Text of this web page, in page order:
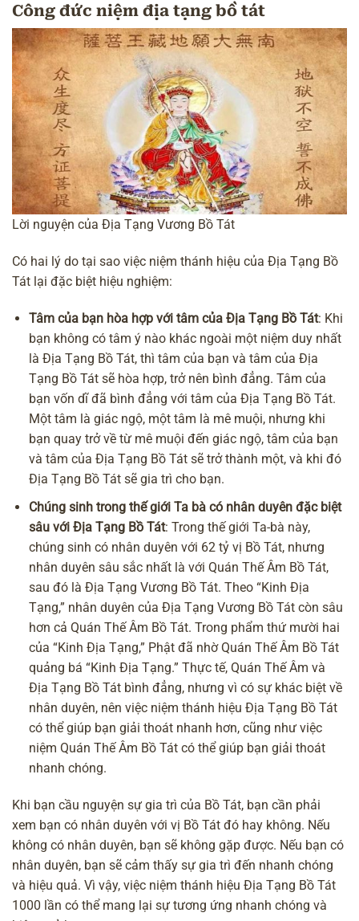
Công đức niệm địa tạng bồ tát
Lời nguyện của Địa Tạng Vương Bồ Tát
Có hai lý do tại sao việc niệm thánh hiệu của Địa Tạng Bồ
Tát lại đặc biệt hiệu nghiệm:
Tâm của bạn hòa hợp với tâm của Địa Tạng Bồ Tát: Khi
bạn không có tâm ý nào khác ngoài một niệm duy nhất
là Địa Tạng Bồ Tát, thì tâm của bạn và tâm của Địa
Tạng Bồ Tát sẽ hòa hợp, trở nên bình đẳng. Tâm của
bạn vốn dĩ đã bình đẳng với tâm của Địa Tạng Bồ Tát.
Một tâm là giác ngộ, một tâm là mê muội, nhưng khi
bạn quay trở về từ mê muội đến giác ngộ, tâm của bạn
và tâm của Địa Tạng Bồ Tát sẽ trở thành một, và khi đó
Địa Tạng Bồ Tát sẽ gia trì cho bạn.
Chúng sinh trong thế giới Ta bà có nhân duyên đặc biệt
sâu với Địa Tạng Bồ Tát: Trong thế giới Ta-bà này,
chúng sinh có nhân duyên với 62 tỷ vị Bồ Tát, nhưng
nhân duyên sâu sắc nhất là với Quán Thế Âm Bồ Tát,
sau đó là Địa Tạng Vương Bồ Tát. Theo “Kinh Địa
Tạng,” nhân duyên của Địa Tạng Vương Bồ Tát còn sâu
hơn cả Quán Thế Âm Bồ Tát. Trong phẩm thứ mười hai
của “Kinh Địa Tạng,” Phật đã nhờ Quán Thế Âm Bồ Tát
quảng bá “Kinh Địa Tạng.” Thực tế, Quán Thế Âm và
Địa Tạng Bồ Tát bình đẳng, nhưng vì có sự khác biệt về
nhân duyên, nên việc niệm thánh hiệu Địa Tạng Bồ Tát
có thể giúp bạn giải thoát nhanh hơn, cũng như việc
niệm Quán Thế Âm Bồ Tát có thể giúp bạn giải thoát
nhanh chóng.
Khi bạn cầu nguyện sự gia trì của Bồ Tát, bạn cần phải
xem bạn có nhân duyên với vị Bồ Tát đó hay không. Nếu
không có nhân duyên, bạn sẽ không gặp được. Nếu bạn có
nhân duyên, bạn sẽ cảm thấy sự gia trì đến nhanh chóng
và hiệu quả. Vì vậy, việc niệm thánh hiệu Địa Tạng Bồ Tát
1000 lần có thể mang lại sự tương ứng nhanh chóng và